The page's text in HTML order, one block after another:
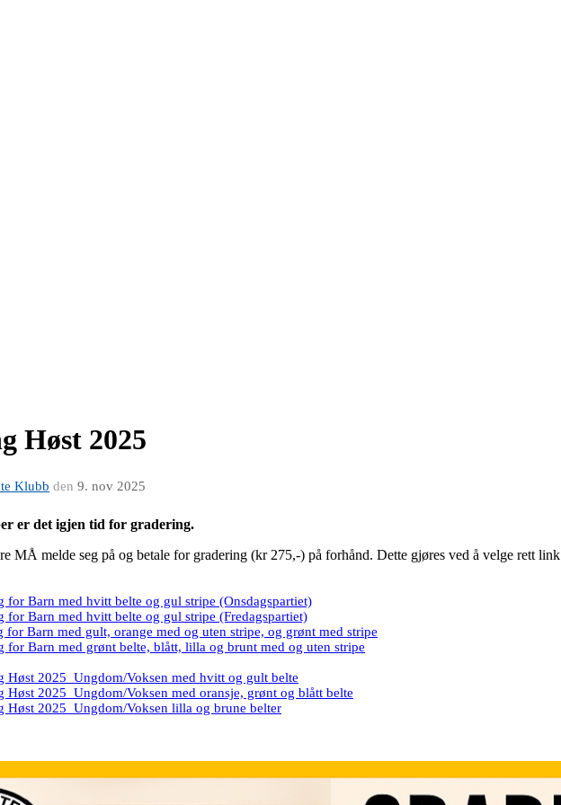
Høst 2025
Klubb den 9. nov 2025
er det igjen tid for gradering.
MÅ melde seg på og betale for gradering (kr 275,-) på forhånd. Dette gjøres ved å velge rett
for Barn med hvitt belte og gul stripe (Onsdagspartiet)
for Barn med hvitt belte og gul stripe (Fredagspartiet)
for Barn med gult, orange med og uten stripe, og grønt med stripe
for Barn med grønt belte, blått, lilla og brunt med og uten stripe
Høst 2025 Ungdom/Voksen med hvitt og gult belte
Høst 2025 Ungdom/Voksen med oransje, grønt og blått belte
Høst 2025 Ungdom/Voksen lilla og brune belter